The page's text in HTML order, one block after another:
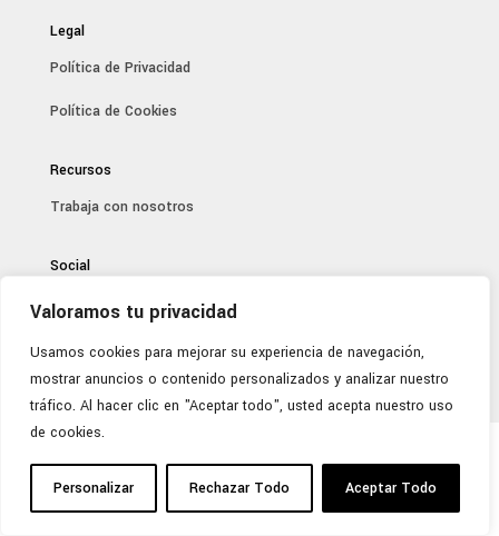
Valoramos tu privacidad
Usamos cookies para mejorar su experiencia de navegación,
mostrar anuncios o contenido personalizados y analizar nuestro
tráfico. Al hacer clic en "Aceptar todo", usted acepta nuestro uso
de cookies.
Personalizar Rechazar Todo Aceptar Todo
Legal
Política de Privacidad
Política de Cookies
Recursos
Trabaja con nosotros
Social